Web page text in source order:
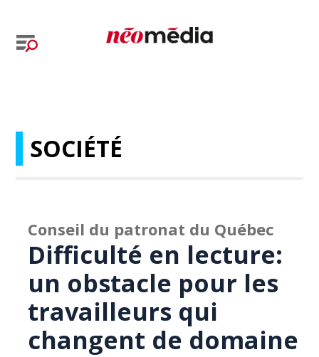
SOCIÉTÉ
Conseil du patronat du Québec
Difficulté en lecture:
un obstacle pour les
travailleurs qui
changent de domaine